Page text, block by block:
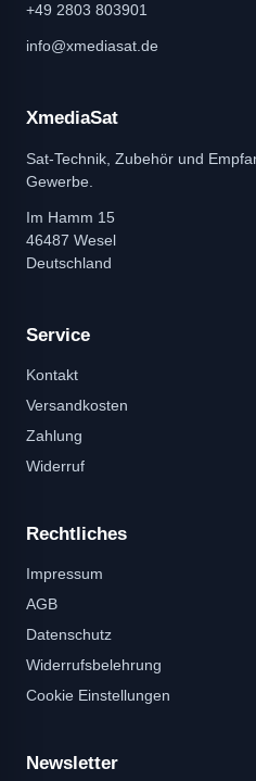
+49 2803 803901
info@xmediasat.de
XmediaSat
Sat-Technik, Zubehör und
Gewerbe.
Im Hamm 15
46487 Wesel
Deutschland
Service
Kontakt
Versandkosten
Zahlung
Widerruf
Rechtliches
Impressum
AGB
Datenschutz
Widerrufsbelehrung
Cookie Einstellungen
Newsletter